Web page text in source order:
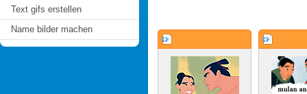
Text gifs erstellen
Name bilder machen